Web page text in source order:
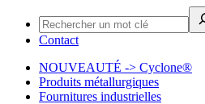
Contact
NOUVEAUTÉ -> Cyclone®
Produits métallurgiques
Fournitures industrielles